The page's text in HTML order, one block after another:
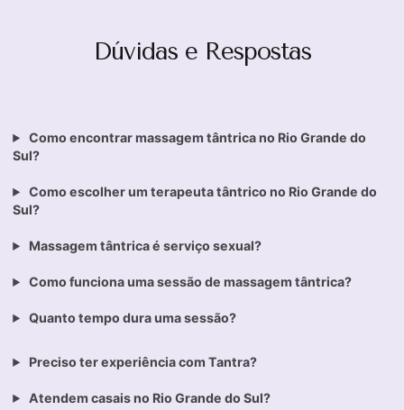
Dúvidas e Respostas
Como encontrar massagem tântrica no Rio Grande do
Sul?
Como escolher um terapeuta tântrico no Rio Grande do
Sul?
Massagem tântrica é serviço sexual?
Como funciona uma sessão de massagem tântrica?
Quanto tempo dura uma sessão?
Preciso ter experiência com Tantra?
Atendem casais no Rio Grande do Sul?